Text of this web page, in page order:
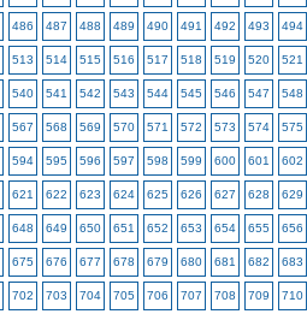
486 487 488 489 490 491 492 493 494
513 514 515 516 517 518 519 520 521
540 541 542 543 544 545 546 547 548
567 568 569 570 571 572 573 574 575
594 595 596 597 598 599 600 601 602
621 622 623 624 625 626 627 628 629
648 649 650 651 652 653 654 655 656
675 676 677 678 679 680 681 682 683
702 703 704 705 706 707 708 709 710